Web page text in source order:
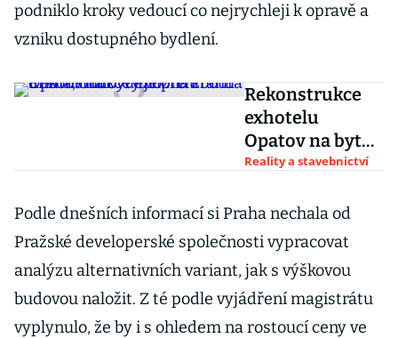
podniklo kroky vedoucí co nejrychleji k opravě a
vzniku dostupného bydlení.
Rekonstrukce
exhotelu
Opatov na byty
je pro Prahu
možná zbourá
Reality a stavebnictví
Podle dnešních informací si Praha nechala od
Pražské developerské společnosti vypracovat
analýzu alternativních variant, jak s výškovou
budovou naložit. Z té podle vyjádření magistrátu
vyplynulo, že by i s ohledem na rostoucí ceny ve